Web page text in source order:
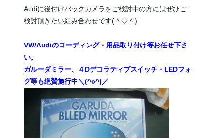
Audiに後付けバックカメラをご検討中の方にはぜひご
検討頂きたい組み合わせです(＾◇＾)
VW/Audiのコーディング・用品取り付け等お任せ下さ
い。
ガルーダミラー、４Dデコラティブスイッチ・LEDフォ
グ等も絶賛施行中＼(^o^)／